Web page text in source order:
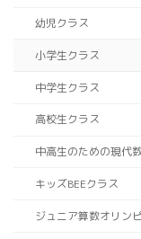
幼児クラス
小学生クラス
中学生クラス
高校生クラス
中高生のための現代
キッズBEEクラス
ジュニア算数オリン